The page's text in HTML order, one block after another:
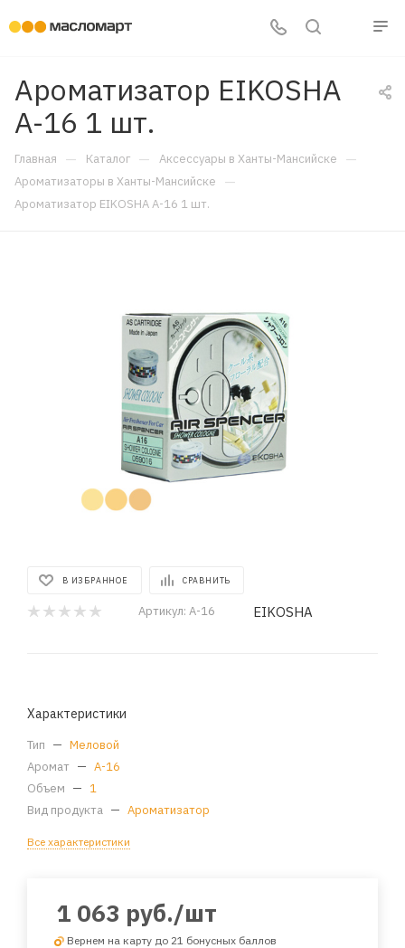
Ароматизатор EIKOSHA
A-16 1 шт.
Главная — Каталог — Аксессуары в Ханты-Мансийске —
Ароматизаторы в Ханты-Мансийске —
Ароматизатор EIKOSHA A-16 1 шт.
В ИЗБРАННОЕ СРАВНИТЬ
Артикул: A-16 EIKOSHA
Характеристики
Тип — Меловой
Аромат — A-16
Объем — 1
Вид продукта — Ароматизатор
Все характеристики
1 063 руб./шт
Вернем на карту до 21 бонусных баллов